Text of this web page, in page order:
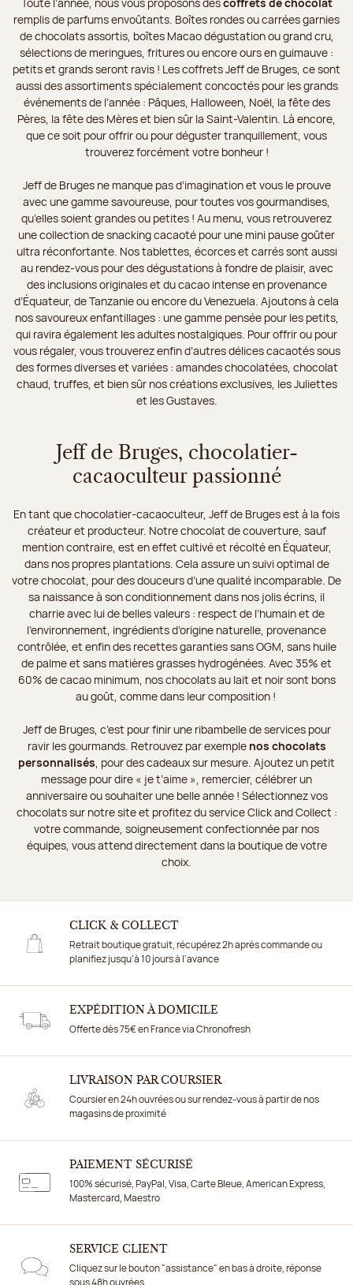
remplis de parfums envoûtants. Boîtes rondes ou carrées garnies
de chocolats assortis, boîtes Macao dégustation ou grand cru,
sélections de meringues, fritures ou encore ours en guimauve :
petits et grands seront ravis ! Les coffrets Jeff de Bruges, ce sont
aussi des assortiments spécialement concoctés pour les grands
événements de l’année : Pâques, Halloween, Noël, la fête des
Pères, la fête des Mères et bien sûr la Saint-Valentin. Là encore,
que ce soit pour offrir ou pour déguster tranquillement, vous
trouverez forcément votre bonheur !
Jeff de Bruges ne manque pas d’imagination et vous le prouve
avec une gamme savoureuse, pour toutes vos gourmandises,
qu’elles soient grandes ou petites ! Au menu, vous retrouverez
une collection de snacking cacaoté pour une mini pause goûter
ultra réconfortante. Nos tablettes, écorces et carrés sont aussi
au rendez-vous pour des dégustations à fondre de plaisir, avec
des inclusions originales et du cacao intense en provenance
d’Équateur, de Tanzanie ou encore du Venezuela. Ajoutons à cela
nos savoureux enfantillages : une gamme pensée pour les petits,
qui ravira également les adultes nostalgiques. Pour offrir ou pour
vous régaler, vous trouverez enfin d’autres délices cacaotés sous
des formes diverses et variées : amandes chocolatées, chocolat
chaud, truffes, et bien sûr nos créations exclusives, les Juliettes
et les Gustaves.
Jeff de Bruges, chocolatier-
cacaoculteur passionné
En tant que chocolatier-cacaoculteur, Jeff de Bruges est à la fois
créateur et producteur. Notre chocolat de couverture, sauf
mention contraire, est en effet cultivé et récolté en Équateur,
dans nos propres plantations. Cela assure un suivi optimal de
votre chocolat, pour des douceurs d’une qualité incomparable. De
sa naissance à son conditionnement dans nos jolis écrins, il
charrie avec lui de belles valeurs : respect de l’humain et de
l’environnement, ingrédients d’origine naturelle, provenance
contrôlée, et enfin des recettes garanties sans OGM, sans huile
de palme et sans matières grasses hydrogénées. Avec 35% et
60% de cacao minimum, nos chocolats au lait et noir sont bons
au goût, comme dans leur composition !
Jeff de Bruges, c’est pour finir une ribambelle de services pour
ravir les gourmands. Retrouvez par exemple nos chocolats
personnalisés , pour des cadeaux sur mesure. Ajoutez un petit
message pour dire « je t’aime », remercier, célébrer un
anniversaire ou souhaiter une belle année ! Sélectionnez vos
chocolats sur notre site et profitez du service Click and Collect :
votre commande, soigneusement confectionnée par nos
équipes, vous attend directement dans la boutique de votre
choix.
CLICK & COLLECT
Retrait boutique gratuit, récupérez 2h après commande ou
planifiez jusqu'à 10 jours à l'avance
EXPÉDITION À DOMICILE
Offerte dès 75€ en France via Chronofresh
LIVRAISON PAR COURSIER
Coursier en 24h ouvrées ou sur rendez-vous à partir de nos
magasins de proximité
PAIEMENT SÉCURISÉ
100% sécurisé, PayPal, Visa, Carte Bleue, American Express,
Mastercard, Maestro
SERVICE CLIENT
Cliquez sur le bouton "assistance" en bas à droite, réponse
sous 48h ouvrées